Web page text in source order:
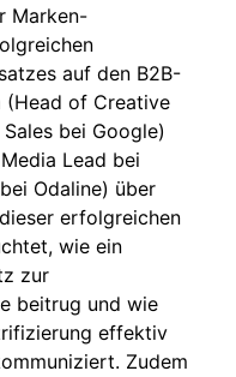
Marken-
auf den B2B-
(Head of Creative
bei Google)
Lead bei
Odaline) über
erfolgreichen
wie ein
zur
beitrug und wie
effektiv
Zudem